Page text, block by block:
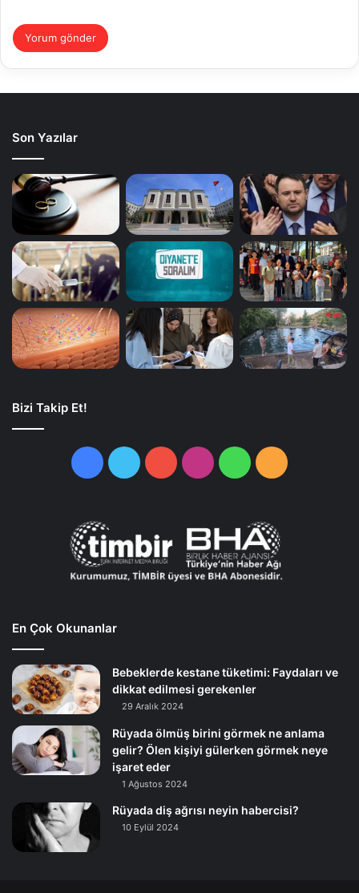
Son Yazılar
Bizi Takip Et!
FacebookTwitterYouTubeInstagramWhatsApp
RSS
En Çok Okunanlar
Bebeklerde kestane tüketimi: Faydaları ve
dikkat edilmesi gerekenler
29 Aralık 2024
Rüyada ölmüş birini görmek ne anlama
gelir? Ölen kişiyi gülerken görmek neye
işaret eder
1 Ağustos 2024
Rüyada diş ağrısı neyin habercisi?
10 Eylül 2024